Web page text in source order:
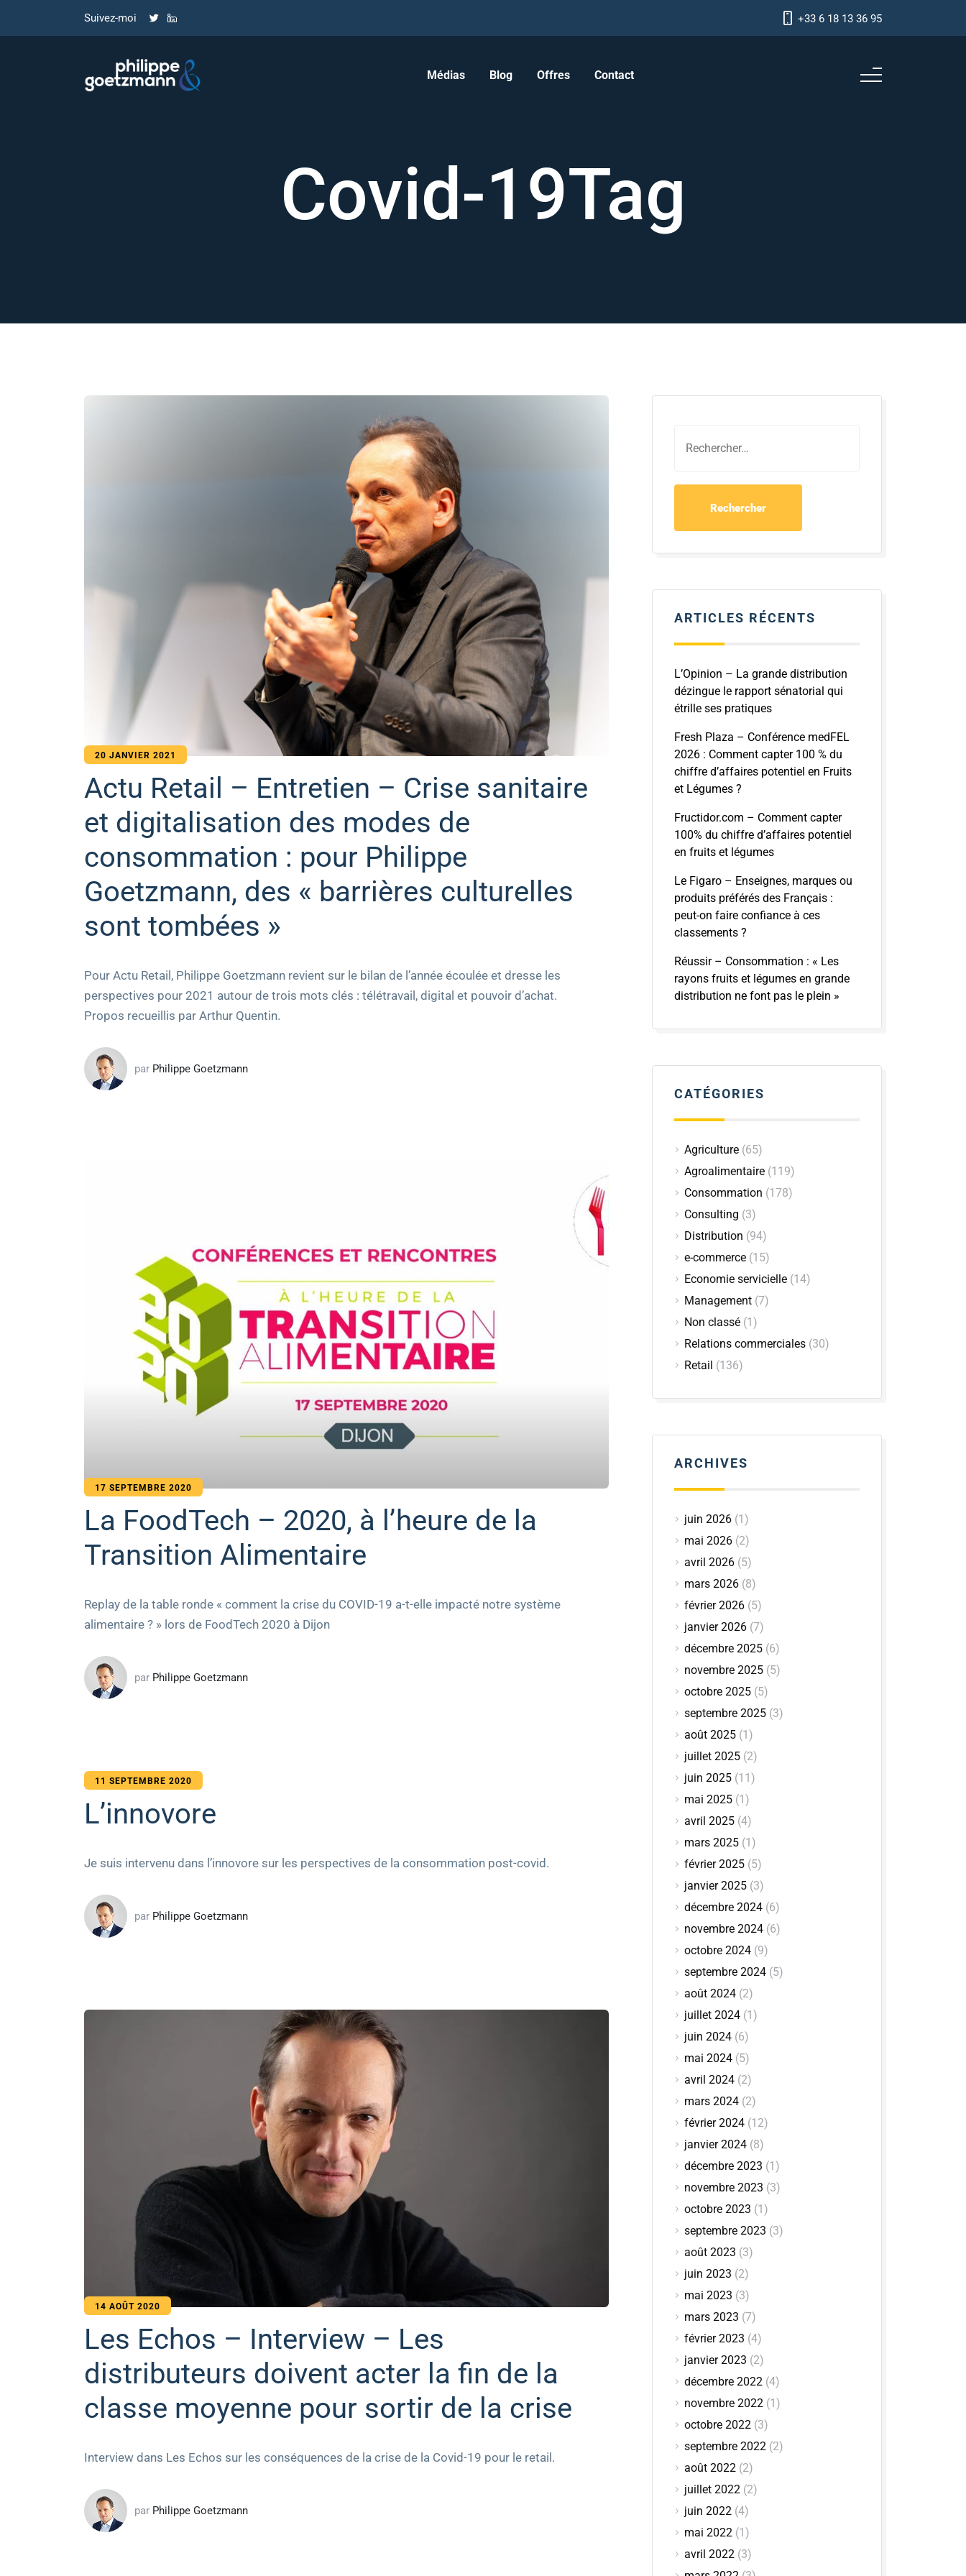
Suivez-moi +33 6 18 13 36 95
Médias Blog Offres Contact
Covid-19Tag
20 JANVIER 2021
Actu Retail – Entretien – Crise sanitaire
et digitalisation des modes de
consommation : pour Philippe
Goetzmann, des « barrières culturelles
sont tombées »
Pour Actu Retail, Philippe Goetzmann revient sur le bilan de l’année écoulée et dresse les
perspectives pour 2021 autour de trois mots clés : télétravail, digital et pouvoir d’achat.
Propos recueillis par Arthur Quentin.
par Philippe Goetzmann
17 SEPTEMBRE 2020
La FoodTech – 2020, à l’heure de la
Transition Alimentaire
Replay de la table ronde « comment la crise du COVID-19 a-t-elle impacté notre système
alimentaire ? » lors de FoodTech 2020 à Dijon
par Philippe Goetzmann
11 SEPTEMBRE 2020
L’innovore
Je suis intervenu dans l’innovore sur les perspectives de la consommation post-covid.
par Philippe Goetzmann
14 AOÛT 2020
Les Echos – Interview – Les
distributeurs doivent acter la fin de la
classe moyenne pour sortir de la crise
Interview dans Les Echos sur les conséquences de la crise de la Covid-19 pour le retail.
par Philippe Goetzmann
ARTICLES RÉCENTS
L’Opinion – La grande distribution
dézingue le rapport sénatorial qui
étrille ses pratiques
Fresh Plaza – Conférence medFEL
2026 : Comment capter 100 % du
chiffre d’affaires potentiel en Fruits
et Légumes ?
Fructidor.com – Comment capter
100% du chiffre d’affaires potentiel
en fruits et légumes
Le Figaro – Enseignes, marques ou
produits préférés des Français :
peut-on faire confiance à ces
classements ?
Réussir – Consommation : « Les
rayons fruits et légumes en grande
distribution ne font pas le plein »
CATÉGORIES
Agriculture (65)
Agroalimentaire (119)
Consommation (178)
Consulting (3)
Distribution (94)
e-commerce (15)
Economie servicielle (14)
Management (7)
Non classé (1)
Relations commerciales (30)
Retail (136)
ARCHIVES
juin 2026 (1)
mai 2026 (2)
avril 2026 (5)
mars 2026 (8)
février 2026 (5)
janvier 2026 (7)
décembre 2025 (6)
novembre 2025 (5)
octobre 2025 (5)
septembre 2025 (3)
août 2025 (1)
juillet 2025 (2)
juin 2025 (11)
mai 2025 (1)
avril 2025 (4)
mars 2025 (1)
février 2025 (5)
janvier 2025 (3)
décembre 2024 (6)
novembre 2024 (6)
octobre 2024 (9)
septembre 2024 (5)
août 2024 (2)
juillet 2024 (1)
juin 2024 (6)
mai 2024 (5)
avril 2024 (2)
mars 2024 (2)
février 2024 (12)
janvier 2024 (8)
décembre 2023 (1)
novembre 2023 (3)
octobre 2023 (1)
septembre 2023 (3)
août 2023 (3)
juin 2023 (2)
mai 2023 (3)
mars 2023 (7)
février 2023 (4)
janvier 2023 (2)
décembre 2022 (4)
novembre 2022 (1)
octobre 2022 (3)
septembre 2022 (2)
août 2022 (2)
juillet 2022 (2)
juin 2022 (4)
mai 2022 (1)
avril 2022 (3)